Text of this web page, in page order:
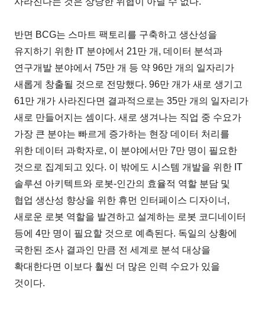
반면 BCG는 스마트 팩토리를 구축하고 생산성을
유지하기 위한 IT 분야에서 21만 개, 데이터 분석과
연구개발 분야에서 75만 개 등 약 96만 개의 일자리가
새롭게 창출될 것으로 전망했다. 96만 개가 새로 생기고
61만 개가 사라진다면 결과적으로는 35만 개의 일자리가
새로 만들어지는 셈이다. 새로 생겨나는 직업 중 수요가
가장 큰 분야는 빠르게 증가하는 현장 데이터 처리를
위한 데이터 과학자로, 이 분야에서만 7만 명이 필요한
것으로 집계되고 있다. 이 밖에도 시스템 개발을 위한 IT
솔루션 아키텍트와 로봇-인간의 효율적 역할 분담 및
협업 생산성 향상을 위한 휴먼 인터페이스 디자이너,
새로운 로봇 역할을 발견하고 설계하는 로봇 코디네이터
등에 4만 명이 필요할 것으로 예측된다. 독일의 상황에
국한된 조사 결과인 만큼 전 세계로 분석 대상을
확대한다면 이보다 훨씬 더 많은 인력 수요가 있을
것이다.